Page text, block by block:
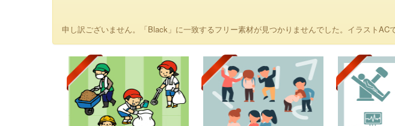
申し訳ございません。「Black」に一致するフリー素材が見つかりませんでした。イラストAC